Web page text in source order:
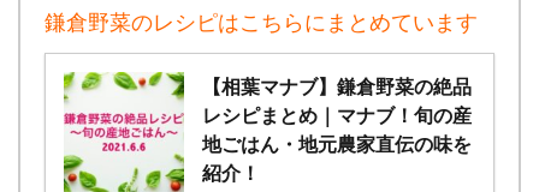
鎌倉野菜のレシピはこちらにまとめています
【相葉マナブ】鎌倉野菜の絶品
レシピまとめ｜マナブ！旬の産
地ごはん・地元農家直伝の味を
紹介！